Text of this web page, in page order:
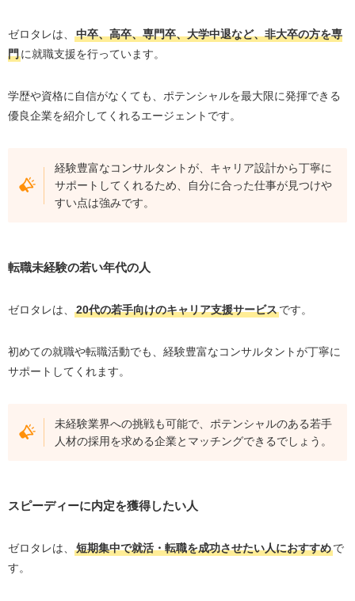
ゼロタレは、
中卒、高卒、専門卒、大学中退など、非大卒の方を専
門に就職支援を行っています。
学歴や資格に自信がなくても、ポテンシャルを最大限に発揮できる
優良企業を紹介してくれるエージェントです。
経験豊富なコンサルタントが、キャリア設計から丁寧に
サポートしてくれるため、自分に合った仕事が見つけや
すい点は強みです。
転職未経験の若い年代の人
ゼロタレは、 20代の若手向けのキャリア支援サービスです。
初めての就職や転職活動でも、経験豊富なコンサルタントが丁寧に
サポートしてくれます。
未経験業界への挑戦も可能で、ポテンシャルのある若手
人材の採用を求める企業とマッチングできるでしょう。
スピーディーに内定を獲得したい人
ゼロタレは、 短期集中で就活・転職を成功させたい人におすすめで
す。